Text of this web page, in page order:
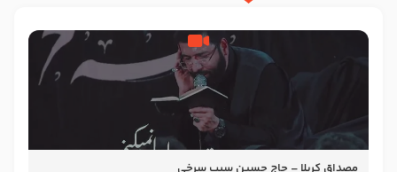
مصداق کربلا – حاج حسین سیب سرخی